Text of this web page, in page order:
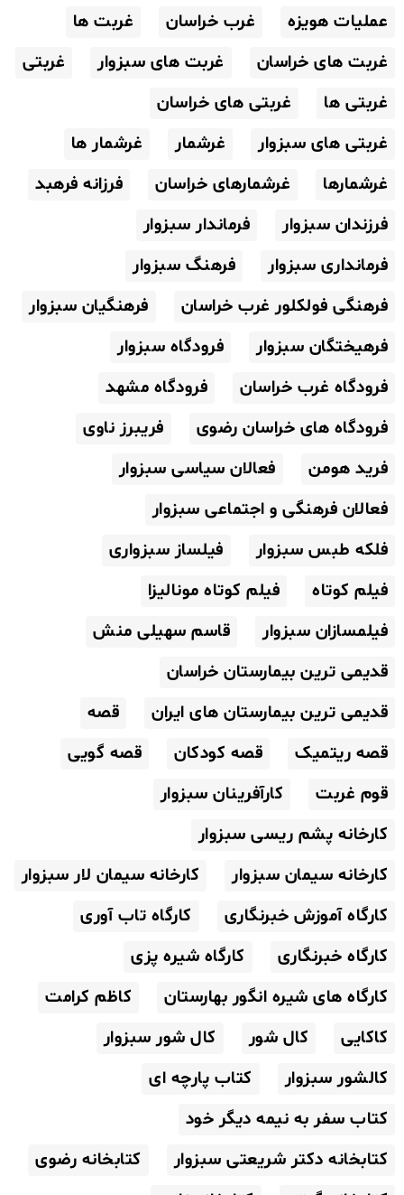
عملیات هویزه
غرب خراسان
غربت ها
غربت های خراسان
غربت های سبزوار
غربتی
غربتی ها
غربتی های خراسان
غربتی های سبزوار
غرشمار
غرشمار ها
غرشمارها
غرشمارهای خراسان
فرزانه فرهبد
فرزندان سبزوار
فرماندار سبزوار
فرمانداری سبزوار
فرهنگ سبزوار
فرهنگی فولکلور غرب خراسان
فرهنگیان سبزوار
فرهیختگان سبزوار
فرودگاه سبزوار
فرودگاه غرب خراسان
فرودگاه مشهد
فرودگاه های خراسان رضوی
فریبرز ناوی
فرید هومن
فعالان سیاسی سبزوار
فعالان فرهنگی و اجتماعی سبزوار
فلکه طبس سبزوار
فیلساز سبزواری
فیلم کوتاه
فیلم کوتاه مونالیزا
فیلمسازان سبزوار
قاسم سهیلی منش
قدیمی ترین بیمارستان خراسان
قدیمی ترین بیمارستان های ایران
قصه
قصه ریتمیک
قصه کودکان
قصه گویی
قوم غربت
کارآفرینان سبزوار
کارخانه پشم ریسی سبزوار
کارخانه سیمان سبزوار
کارخانه سیمان لار سبزوار
کارگاه آموزش خبرنگاری
کارگاه تاب آوری
کارگاه خبرنگاری
کارگاه شیره پزی
کارگاه های شیره انگور بهارستان
کاظم کرامت
کاکایی
کال شور
کال شور سبزوار
کالشور سبزوار
کتاب پارچه ای
کتاب سفر به نیمه دیگر خود
کتابخانه دکتر شریعتی سبزوار
کتابخانه رضوی